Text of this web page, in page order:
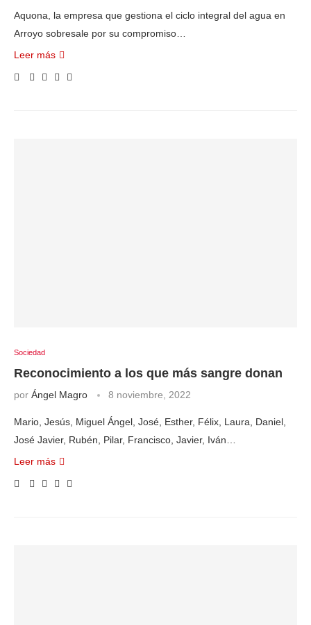
Aquona, la empresa que gestiona el ciclo integral del agua en
Arroyo sobresale por su compromiso…
Leer más
Sociedad
Reconocimiento a los que más sangre donan
por Ángel Magro 8 noviembre, 2022
Mario, Jesús, Miguel Ángel, José, Esther, Félix, Laura, Daniel,
José Javier, Rubén, Pilar, Francisco, Javier, Iván…
Leer más